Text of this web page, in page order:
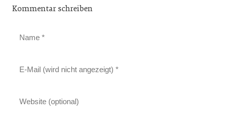
Kommentar schreiben